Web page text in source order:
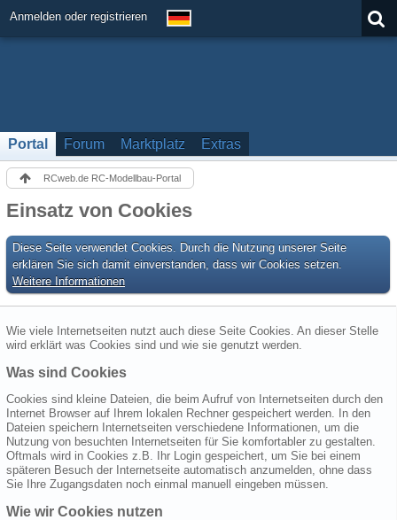
Anmelden oder registrieren
Portal Forum Marktplatz Extras
RCweb.de RC-Modellbau-Portal
Einsatz von Cookies
Diese Seite verwendet Cookies. Durch die Nutzung unserer Seite
erklären Sie sich damit einverstanden, dass wir Cookies setzen.
Weitere Informationen
Wie viele Internetseiten nutzt auch diese Seite Cookies. An dieser Stelle
wird erklärt was Cookies sind und wie sie genutzt werden.
Was sind Cookies
Cookies sind kleine Dateien, die beim Aufruf von Internetseiten durch den
Internet Browser auf Ihrem lokalen Rechner gespeichert werden. In den
Dateien speichern Internetseiten verschiedene Informationen, um die
Nutzung von besuchten Internetseiten für Sie komfortabler zu gestalten.
Oftmals wird in Cookies z.B. Ihr Login gespeichert, um Sie bei einem
späteren Besuch der Internetseite automatisch anzumelden, ohne dass
Sie Ihre Zugangsdaten noch einmal manuell eingeben müssen.
Wie wir Cookies nutzen